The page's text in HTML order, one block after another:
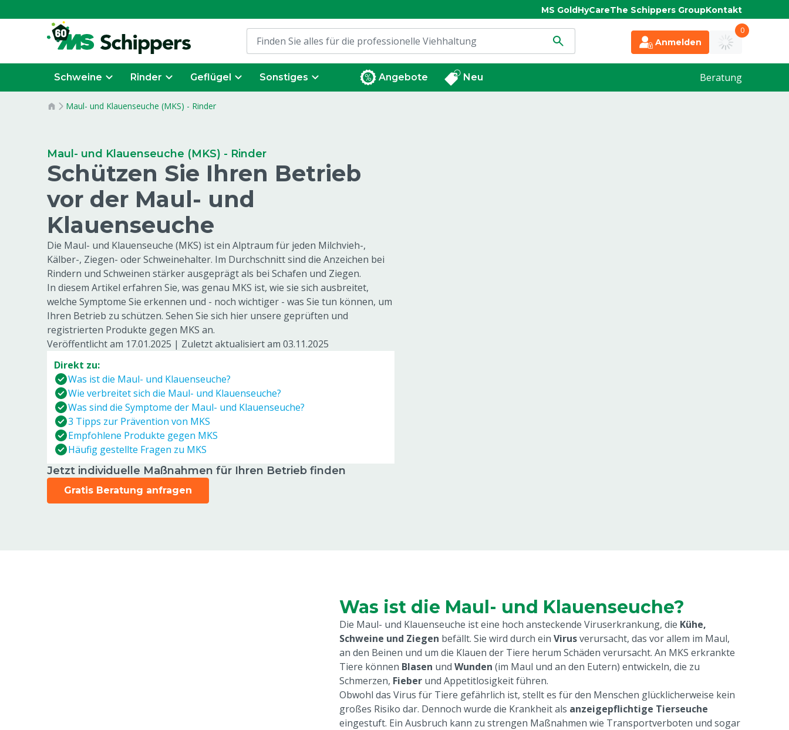
MS GoldHyCareThe Schippers GroupKontakt
Anmelden
0
Schweine Rinder Geflügel Sonstiges Angebote Neu Beratung
Maul- und Klauenseuche (MKS) - Rinder
Maul- und Klauenseuche (MKS) - Rinder
Schützen Sie Ihren Betrieb
vor der Maul- und
Klauenseuche
Die Maul- und Klauenseuche (MKS) ist ein Alptraum für jeden Milchvieh-,
Kälber-, Ziegen- oder Schweinehalter. Im Durchschnitt sind die Anzeichen bei
Rindern und Schweinen stärker ausgeprägt als bei Schafen und Ziegen.
In diesem Artikel erfahren Sie, was genau MKS ist, wie sie sich ausbreitet,
welche Symptome Sie erkennen und - noch wichtiger - was Sie tun können, um
Ihren Betrieb zu schützen. Sehen Sie sich hier unsere geprüften und
registrierten Produkte gegen MKS an.
Veröffentlicht am 17.01.2025 | Zuletzt aktualisiert am 03.11.2025
Direkt zu:
Was ist die Maul- und Klauenseuche?
Wie verbreitet sich die Maul- und Klauenseuche?
Was sind die Symptome der Maul- und Klauenseuche?
3 Tipps zur Prävention von MKS
Empfohlene Produkte gegen MKS
Häufig gestellte Fragen zu MKS
Jetzt individuelle Maßnahmen für Ihren Betrieb finden
Gratis Beratung anfragen
Was ist die Maul- und Klauenseuche?
Die Maul- und Klauenseuche ist eine hoch ansteckende Viruserkrankung, die Kühe,
Schweine und Ziegen befällt. Sie wird durch ein Virusverursacht, das vor allem im Maul,
an den Beinen und um die Klauen der Tiere herum Schäden verursacht. An MKS erkrankte
Tiere können Blasen und Wunden (im Maul und an den Eutern) entwickeln, die zu
Schmerzen, Fieber und Appetitlosigkeit führen.
Obwohl das Virus für Tiere gefährlich ist, stellt es für den Menschen glücklicherweise kein
großes Risiko dar. Dennoch wurde die Krankheit als anzeigepflichtige Tierseuche
eingestuft. Ein Ausbruch kann zu strengen Maßnahmen wie Transportverboten und sogar